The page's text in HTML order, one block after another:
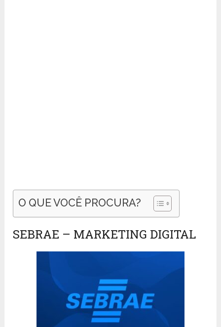
O QUE VOCÊ PROCURA?
SEBRAE – MARKETING DIGITAL